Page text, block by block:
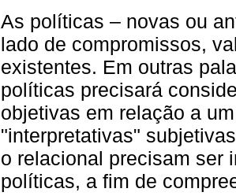
As políticas – novas ou
lado de compromissos,
existentes. Em outras
políticas precisará
objetivas em relação a
"interpretativas"
o relacional precisam ser
políticas, a fim de